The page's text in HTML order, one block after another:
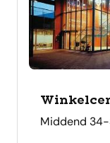
adres
Middend 34-